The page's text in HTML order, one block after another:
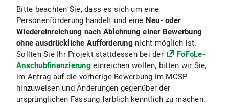
wissenschaftliche Praxis
Principles and Practice of Clinical
Research (PPCR-Kurs der Harvard School of
Public Health on-site an der LMU)
Munich Graduate Conference in Ethics
(MGCE)
Munich Lectures in Ethics
Bitte beachten Sie, dass es sich um eine
Personenförderung handelt und eine Neu- oder
Wiedereinreichung nach Ablehnung einer Bewerbung
ohne ausdrückliche Aufforderung nicht möglich ist.
Sollten Sie Ihr Projekt stattdessen bei der
FöFoLe-
Anschubfinanzierung einreichen wollen, bitten wir Sie,
im Antrag auf die vorherige Bewerbung im MCSP
hinzuweisen und Änderungen gegenüber der
ursprünglichen Fassung farblich kenntlich zu machen.